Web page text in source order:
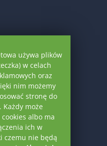
używa plików
w celach
oraz
nim możemy
stronę do
może
albo ma
ich w
czemu nie będą